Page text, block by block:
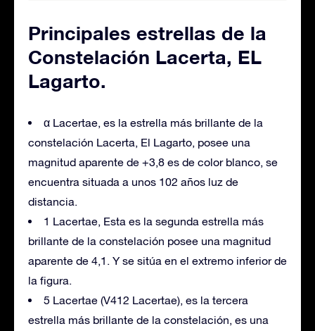
Principales estrellas de la
Constelación Lacerta, EL
Lagarto.
α Lacertae, es la estrella más brillante de la
constelación Lacerta, El Lagarto, posee una
magnitud aparente de +3,8 es de color blanco, se
encuentra situada a unos 102 años luz de
distancia.
1 Lacertae, Esta es la segunda estrella más
brillante de la constelación posee una magnitud
aparente de 4,1. Y se sitúa en el extremo inferior de
la figura.
5 Lacertae (V412 Lacertae), es la tercera
estrella más brillante de la constelación, es una